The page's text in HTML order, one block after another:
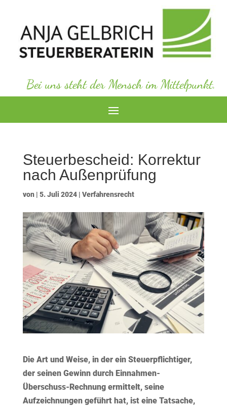
Bei uns steht der Mensch im Mittelpunkt.
Steuerbescheid: Korrektur
nach Außenprüfung
von | 5. Juli 2024| Verfahrensrecht
Die Art und Weise, in der ein Steuerpflichtiger,
der seinen Gewinn durch Einnahmen-
Überschuss-Rechnung ermittelt, seine
Aufzeichnungen geführt hat, ist eine Tatsache,